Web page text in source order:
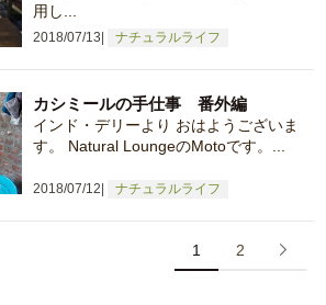
2018/07/13 ナチュラルライフ
用し...
2018/07/12 ナチュラルライフ
カシミールの手仕事 番外編
インド・デリーより おはようございま
す。 Natural LoungeのMotoです。...
1 2